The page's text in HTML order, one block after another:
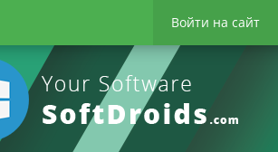
Войти на сайт